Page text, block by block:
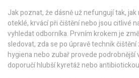
Jak poznat, že dásně už nefungují tak, jak
oteklé, krvácí při čištění nebo jsou citlivé
vyhledat odborníka. Prvním krokem je
sledovat, zda se po úpravě technik
hygiena nebo zubař provede podrobnější
doporučí hlubší kyretáž nebo